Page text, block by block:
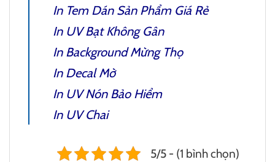
In Tem Dán Sản PhẩmGiá Rẻ
In UV Bạt Không Gân
In Background Mừng Thọ
In Decal Mờ
In UV Nón Bảo Hiểm
In UV Chai
5/5 - (1 bình chọn)